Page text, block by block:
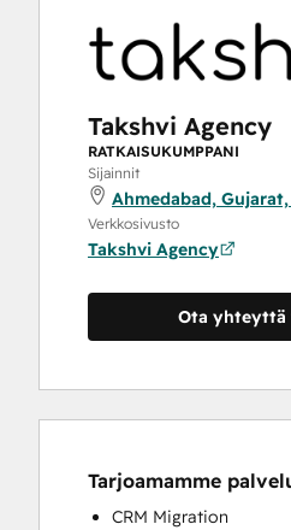
Takshvi Agency
RATKAISUKUMPPANI
Sijainnit
Ahmedabad,
Verkkosivusto
Takshvi Agency
Ota yhteyttä
Tarjoamamme
CRM Migration